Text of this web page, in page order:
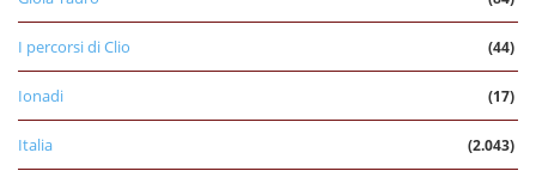
I percorsi di Clio (44)
Ionadi (17)
Italia (2.043)